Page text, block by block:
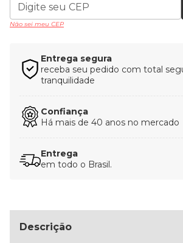
Não sei meu CEP
Entrega segura
receba seu pedido com total
tranquilidade
Confiança
Há mais de 40 anos no mercado
Entrega
em todo o Brasil.
Descrição